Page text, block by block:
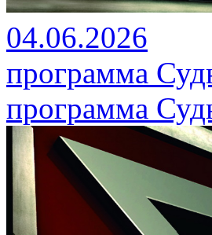
04.06.2026
программа
программа